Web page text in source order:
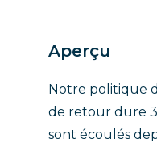
Aperçu
Notre politique
de retour dure
sont écoulés